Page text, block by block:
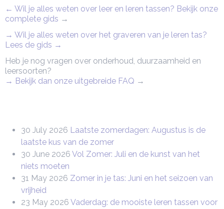
← Wil je alles weten over leer en leren tassen? Bekijk onze
complete gids →
→ Wil je alles weten over het graveren van je leren tas?
Lees de gids →
Heb je nog vragen over onderhoud, duurzaamheid en
leersoorten?
→ Bekijk dan onze uitgebreide FAQ →
30 July 2026 Laatste zomerdagen: Augustus is de
laatste kus van de zomer
30 June 2026 Vol Zomer: Juli en de kunst van het
niets moeten
31 May 2026 Zomer in je tas: Juni en het seizoen van
vrijheid
23 May 2026 Vaderdag: de mooiste leren tassen voor